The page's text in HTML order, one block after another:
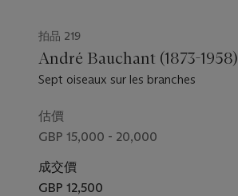
拍品 219
André Bauchant (1873-1958)
Sept oiseaux sur les branches
估價
GBP 15,000 - 20,000
成交價
GBP 12,500